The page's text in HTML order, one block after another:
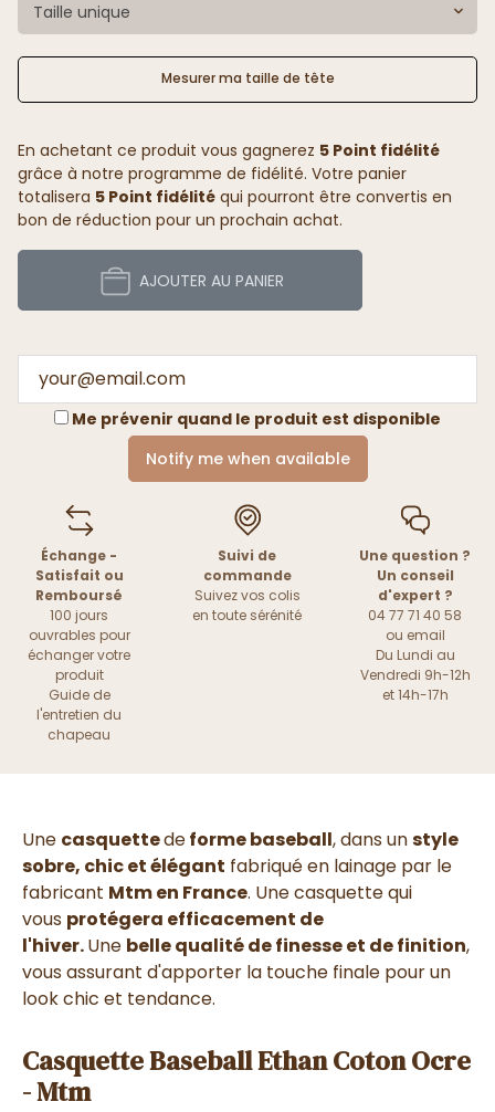
Taille unique
Mesurer ma taille de tête
En achetant ce produit vous gagnerez 5 Point fidélité
grâce à notre programme de fidélité. Votre panier
totalisera 5 Point fidélité qui pourront être convertis en
bon de réduction pour un prochain achat.
AJOUTER AU PANIER
Me prévenir quand le produit est disponible
Notify me when available
Échange -
Satisfait ou
Remboursé
100 jours
ouvrables pour
échanger votre
produit
Guide de
l'entretien du
chapeau
Suivi de
commande
Suivez vos colis
en toute sérénité
Une question ?
Un conseil
d'expert ?
04 77 71 40 58
ou email
Du Lundi au
Vendredi 9h-12h
et 14h-17h
Une casquettedeforme baseball, dans unstyle
sobre, chic et élégant fabriqué en lainage par le
fabricant Mtm en France. Une casquettequi
vous protégera efficacement de
l'hiver.Une belle qualité de finesse et de finition,
vous assurant d'apporter la touche finale pour un
look chic et tendance.
Casquette Baseball Ethan Coton Ocre
- Mtm